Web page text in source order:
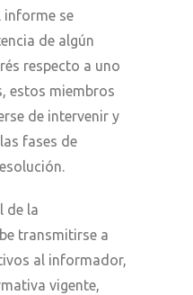
informe se
de algún
respecto a uno
estos miembros
de intervenir y
fases de
de la
transmitirse a
al informador,
vigente,